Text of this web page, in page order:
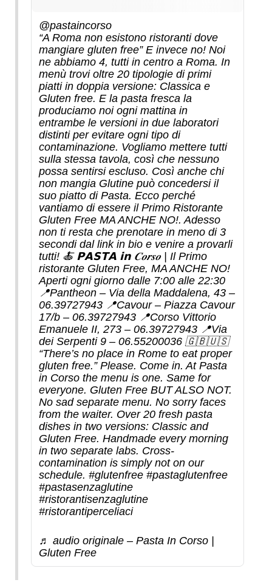
@pastaincorso
“A Roma non esistono ristoranti dove
mangiare gluten free” E invece no! Noi
ne abbiamo 4, tutti in centro a Roma. In
menù trovi oltre 20 tipologie di primi
piatti in doppia versione: Classica e
Gluten free. E la pasta fresca la
produciamo noi ogni mattina in
entrambe le versioni in due laboratori
distinti per evitare ogni tipo di
contaminazione. Vogliamo mettere tutti
sulla stessa tavola, così che nessuno
possa sentirsi escluso. Così anche chi
non mangia Glutine può concedersi il
suo piatto di Pasta. Ecco perché
vantiamo di essere il Primo Ristorante
Gluten Free MA ANCHE NO!. Adesso
non ti resta che prenotare in meno di 3
secondi dal link in bio e venire a provarli
tutti! 🍝 𝗣𝗔𝗦𝗧𝗔 𝗶𝗻 𝑪𝒐𝒓𝒔𝒐 | Il Primo
ristorante Gluten Free, MA ANCHE NO!
Aperti ogni giorno dalle 7:00 alle 22:30
📍Pantheon – Via della Maddalena, 43 –
06.39727943 📍Cavour – Piazza Cavour
17/b – 06.39727943 📍Corso Vittorio
Emanuele II, 273 – 06.39727943 📍Via
dei Serpenti 9 – 06.55200036 🇬🇧🇺🇸
“There’s no place in Rome to eat proper
gluten free.” Please. Come in. At Pasta
in Corso the menu is one. Same for
everyone. Gluten Free BUT ALSO NOT.
No sad separate menu. No sorry faces
from the waiter. Over 20 fresh pasta
dishes in two versions: Classic and
Gluten Free. Handmade every morning
in two separate labs. Cross-
contamination is simply not on our
schedule. #glutenfree #pastaglutenfree
#pastasenzaglutine
#ristorantisenzaglutine
#ristorantiperceliaci
♬ audio originale – Pasta In Corso |
Gluten Free